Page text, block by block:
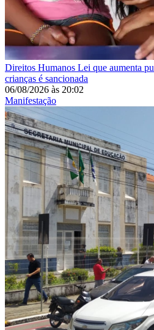
Direitos Humanos Lei que aumenta
crianças é sancionada
06/08/2026 às 20:02
Manifestação